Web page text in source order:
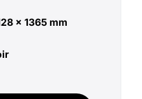
x 1365 mm